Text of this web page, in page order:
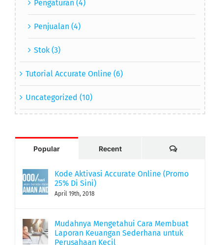
Pengaturan (4)
Penjualan (4)
Stok (3)
Tutorial Accurate Online (6)
Uncategorized (10)
Popular Recent Comments
Kode Aktivasi Accurate Online (Promo
25% Di Sini)
April 19th, 2018
Mudahnya Mengetahui Cara Membuat
Laporan Keuangan Sederhana untuk
Perusahaan Kecil